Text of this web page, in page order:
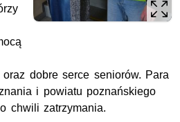
dobre serce seniorów. Para
i powiatu poznańskiego
chwili zatrzymania.